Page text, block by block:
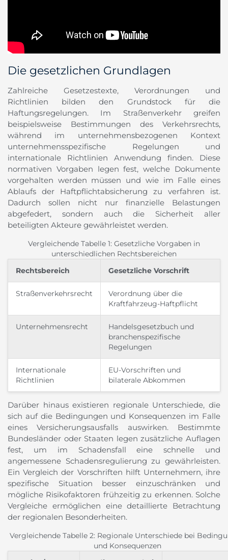
Die gesetzlichen Grundlagen
Zahlreiche Gesetzestexte, Verordnungen und
Richtlinien bilden den Grundstock für die
Haftungsregelungen. Im Straßenverkehr greifen
beispielsweise Bestimmungen des Verkehrsrechts,
während im unternehmensbezogenen Kontext
unternehmensspezifische Regelungen und
internationale Richtlinien Anwendung finden. Diese
normativen Vorgaben legen fest, welche Dokumente
vorgehalten werden müssen und wie im Falle eines
Ablaufs der Haftpflichtabsicherung zu verfahren ist.
Dadurch sollen nicht nur finanzielle Belastungen
abgefedert, sondern auch die Sicherheit aller
beteiligten Akteure gewährleistet werden.
Vergleichende Tabelle 1: Gesetzliche Vorgaben in
unterschiedlichen Rechtsbereichen
Rechtsbereich Gesetzliche Vorschrift
Straßenverkehrsrecht
Verordnung über die
Kraftfahrzeug-Haftpflicht
Unternehmensrecht
Handelsgesetzbuch und
branchenspezifische
Regelungen
Internationale
Richtlinien
EU-Vorschriften und
bilaterale Abkommen
Darüber hinaus existieren regionale Unterschiede, die
sich auf die Bedingungen und Konsequenzen im Falle
eines Versicherungsausfalls auswirken. Bestimmte
Bundesländer oder Staaten legen zusätzliche Auflagen
fest, um im Schadensfall eine schnelle und
angemessene Schadensregulierung zu gewährleisten.
Ein Vergleich der Vorschriften hilft Unternehmern, ihre
spezifische Situation besser einzuschränken und
mögliche Risikofaktoren frühzeitig zu erkennen. Solche
Vergleiche ermöglichen eine detaillierte Betrachtung
der regionalen Besonderheiten.
Vergleichende Tabelle 2: Regionale Unterschiede bei
und Konsequenzen